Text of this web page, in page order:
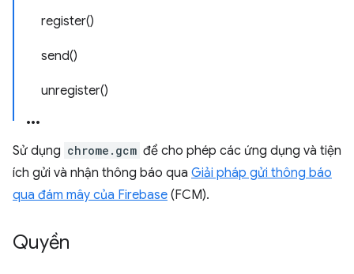
register()
send()
unregister()
Sử dụng chrome.gcm để cho phép các ứng dụng và tiện
ích gửi và nhận thông báo qua Giải pháp gửi thông báo
qua đám mây của Firebase (FCM).
Quyền